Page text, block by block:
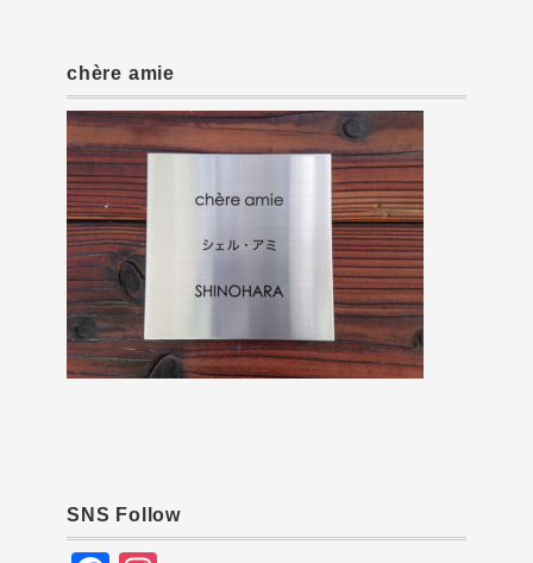
chère amie
SNS Follow